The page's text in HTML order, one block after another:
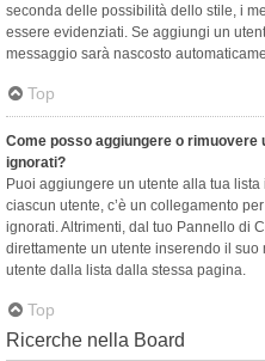
seconda delle possibilità dello stile, i
essere evidenziati. Se aggiungi un
messaggio sarà nascosto
Top
Come posso aggiungere o rimuovere
ignorati?
Puoi aggiungere un utente alla tua
ciascun utente, c’è un collegamento
ignorati. Altrimenti, dal tuo Pannello di
direttamente un utente inserendo il
utente dalla lista dalla stessa pagina.
Top
Ricerche nella Board